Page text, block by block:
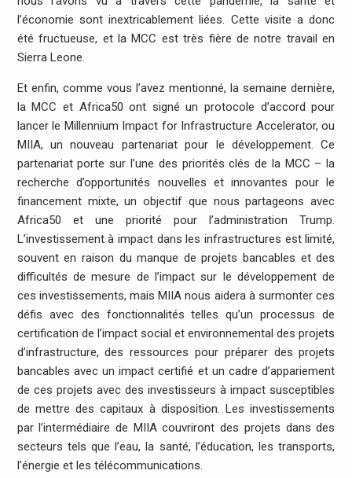
l’économie sont inextricablement liées. Cette visite a donc
été fructueuse, et la MCC est très fière de notre travail en
Sierra Leone.
Et enfin, comme vous l’avez mentionné, la semaine dernière,
la MCC et Africa50 ont signé un protocole d’accord pour
lancer le Millennium Impact for Infrastructure Accelerator, ou
MIIA, un nouveau partenariat pour le développement. Ce
partenariat porte sur l’une des priorités clés de la MCC – la
recherche d’opportunités nouvelles et innovantes pour le
financement mixte, un objectif que nous partageons avec
Africa50 et une priorité pour l’administration Trump.
L’investissement à impact dans les infrastructures est limité,
souvent en raison du manque de projets bancables et des
difficultés de mesure de l’impact sur le développement de
ces investissements, mais MIIA nous aidera à surmonter ces
défis avec des fonctionnalités telles qu’un processus de
certification de l’impact social et environnemental des projets
d’infrastructure, des ressources pour préparer des projets
bancables avec un impact certifié et un cadre d’appariement
de ces projets avec des investisseurs à impact susceptibles
de mettre des capitaux à disposition. Les investissements
par l’intermédiaire de MIIA couvriront des projets dans des
secteurs tels que l’eau, la santé, l’éducation, les transports,
l’énergie et les télécommunications.